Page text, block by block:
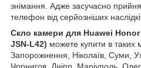
знімання. Адже засучасно
телефон від серйозніших
Скло камери для Huawei
JSN-L42) можете купити в таких
Запорожнення, Ніколаїв, Суми,
Чорнигов, Дніпр, Маріуполь,